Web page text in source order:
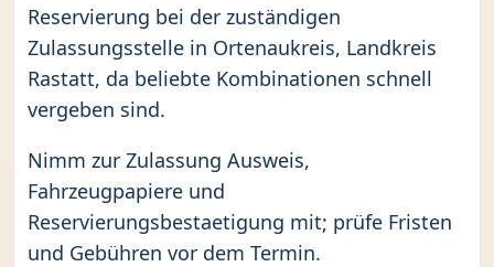
Reservierung bei der zuständigen
Zulassungsstelle in Ortenaukreis, Landkreis
Rastatt, da beliebte Kombinationen schnell
vergeben sind.
Nimm zur Zulassung Ausweis,
Fahrzeugpapiere und
Reservierungsbestaetigung mit; prüfe Fristen
und Gebühren vor dem Termin.